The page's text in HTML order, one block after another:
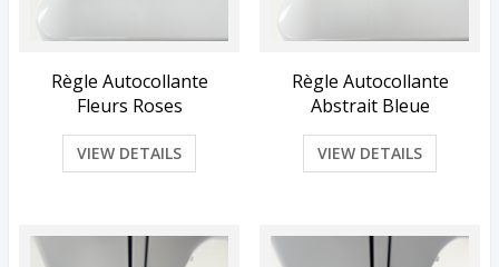
Règle Autocollante
Fleurs Roses
VIEW DETAILS
Règle Autocollante
Abstrait Bleue
VIEW DETAILS